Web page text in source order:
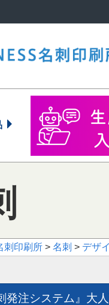
刺印刷所 > 名刺 > デザ
発注システム』大